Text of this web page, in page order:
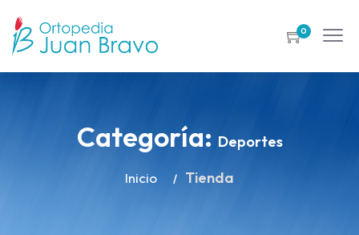
0
Categoría: Deportes
Inicio Tienda